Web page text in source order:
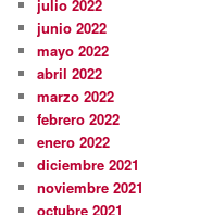
julio 2022
junio 2022
mayo 2022
abril 2022
marzo 2022
febrero 2022
enero 2022
diciembre 2021
noviembre 2021
octubre 2021